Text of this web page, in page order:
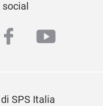
social
facebook
SPS Italia